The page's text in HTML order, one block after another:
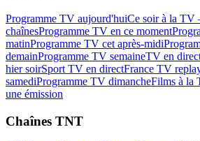
Programme TV aujourd'huiCe soir à la TV
chaînesProgramme TV en ce moment
matinProgramme TV cet après-midi
demainProgramme TV semaineTV en
hier soirSport TV en directFrance TV
samediProgramme TV dimancheFilms à la
une émission
Chaînes TNT